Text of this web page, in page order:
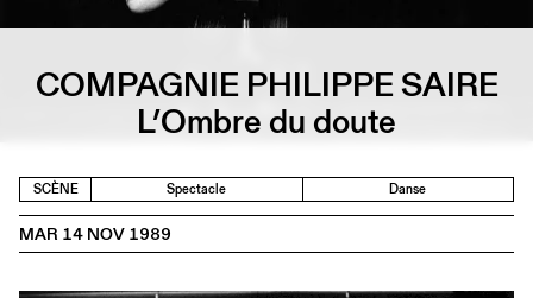
FR/EN
COMPAGNIE PHILIPPE SAIRE
L’Ombre du doute
SCÈNE Spectacle Danse
MAR 14 NOV 1989